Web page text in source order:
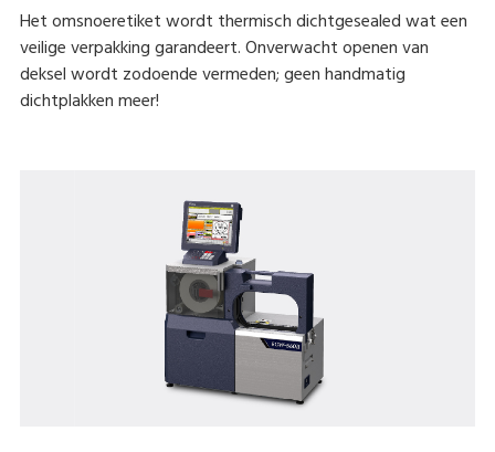
Het omsnoeretiket wordt thermisch dichtgesealed wat een
veilige verpakking garandeert. Onverwacht openen van
deksel wordt zodoende vermeden; geen handmatig
dichtplakken meer!